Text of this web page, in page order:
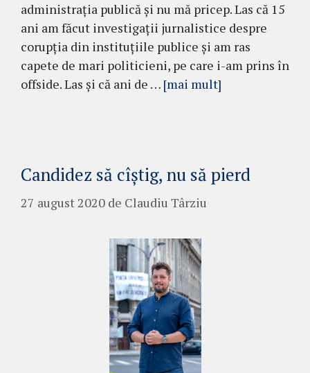
administrația publică și nu mă pricep. Las că 15
ani am făcut investigații jurnalistice despre
corupția din instituțiile publice și am ras
capete de mari politicieni, pe care i-am prins în
offside. Las și că ani de … [mai mult]
Candidez să cîștig, nu să pierd
27 august 2020 de Claudiu Târziu